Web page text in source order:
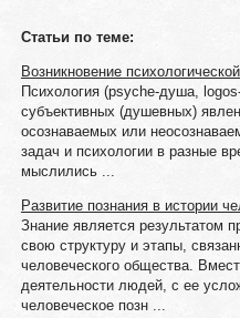
Статьи по теме:
Возникновение
Психология (рsyche-душа,
субъективных (душевных)
осознаваемых или
задач и психологии в разные
мыслились ...
Развитие познания в истории
Знание является результатом
свою структуру и этапы,
человеческого общества.
деятельности людей, с ее
человеческое позн ...